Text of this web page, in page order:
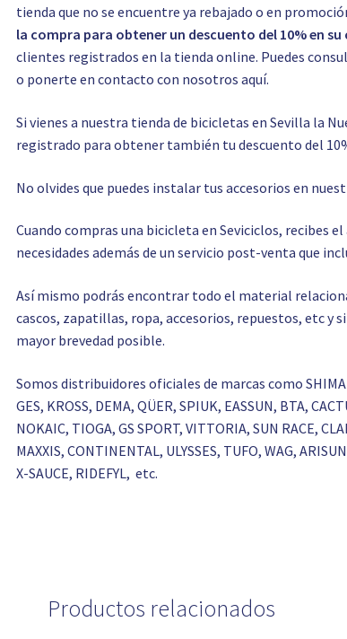
tienda que no se encuentre ya rebajado o en
la compra para obtener un descuento del 10% en
clientes registrados en la tienda online. Puedes
o ponerte en contacto con nosotrosaquí.
Si vienes a nuestra tienda de bicicletas en Sevilla la
registrado para obtener también tu descuento del
No olvides que puedes instalar tus accesorios en
Cuando compras una bicicleta en Seviciclos, recibes
necesidades además de un servicio post-venta que
Así mismo podrás encontrar todo el material
cascos, zapatillas, ropa, accesorios, repuestos, etc
mayor brevedad posible.
Somos distribuidores oficiales de marcas como
GES, KROSS, DEMA, QÜER, SPIUK, EASSUN, BTA,
NOKAIC, TIOGA, GS SPORT, VITTORIA, SUN RACE,
MAXXIS, CONTINENTAL, ULYSSES, TUFO, WAG,
X-SAUCE, RIDEFYL, etc.
Productos relacionados